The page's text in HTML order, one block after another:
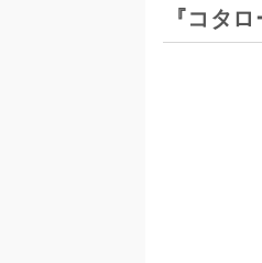
『コタ